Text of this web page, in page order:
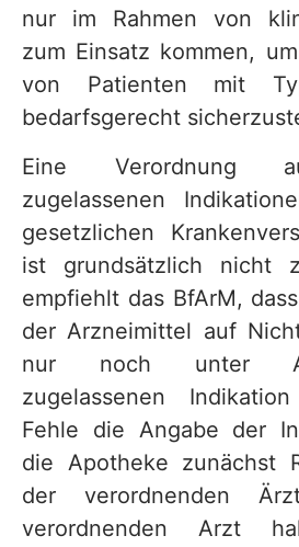
nur im Rahmen von
zum Einsatz kommen,
von Patienten mit
bedarfsgerecht
Eine Verordnung
zugelassenen
gesetzlichen
ist grundsätzlich nicht
empfiehlt das BfArM,
der Arzneimittel auf
nur noch unter
zugelassenen
Fehle die Angabe der
die Apotheke zunächst
der verordnenden
verordnenden Arzt